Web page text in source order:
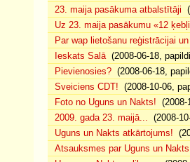
23. maija pasākuma atbalstītāji
Uz 23. maija pasākumu «12
Par wap lietošanu reģistrācijai
Ieskats Salā(2008-06-18,
Pievienosies? (2008-06-18,
Sveiciens CDT! (2008-10-06,
Foto no Uguns un Nakts! (2008-
2009. gada 23. maijā... (2008-
Uguns un Nakts atkārtojums!
Atsauksmes par Uguns un Nakts